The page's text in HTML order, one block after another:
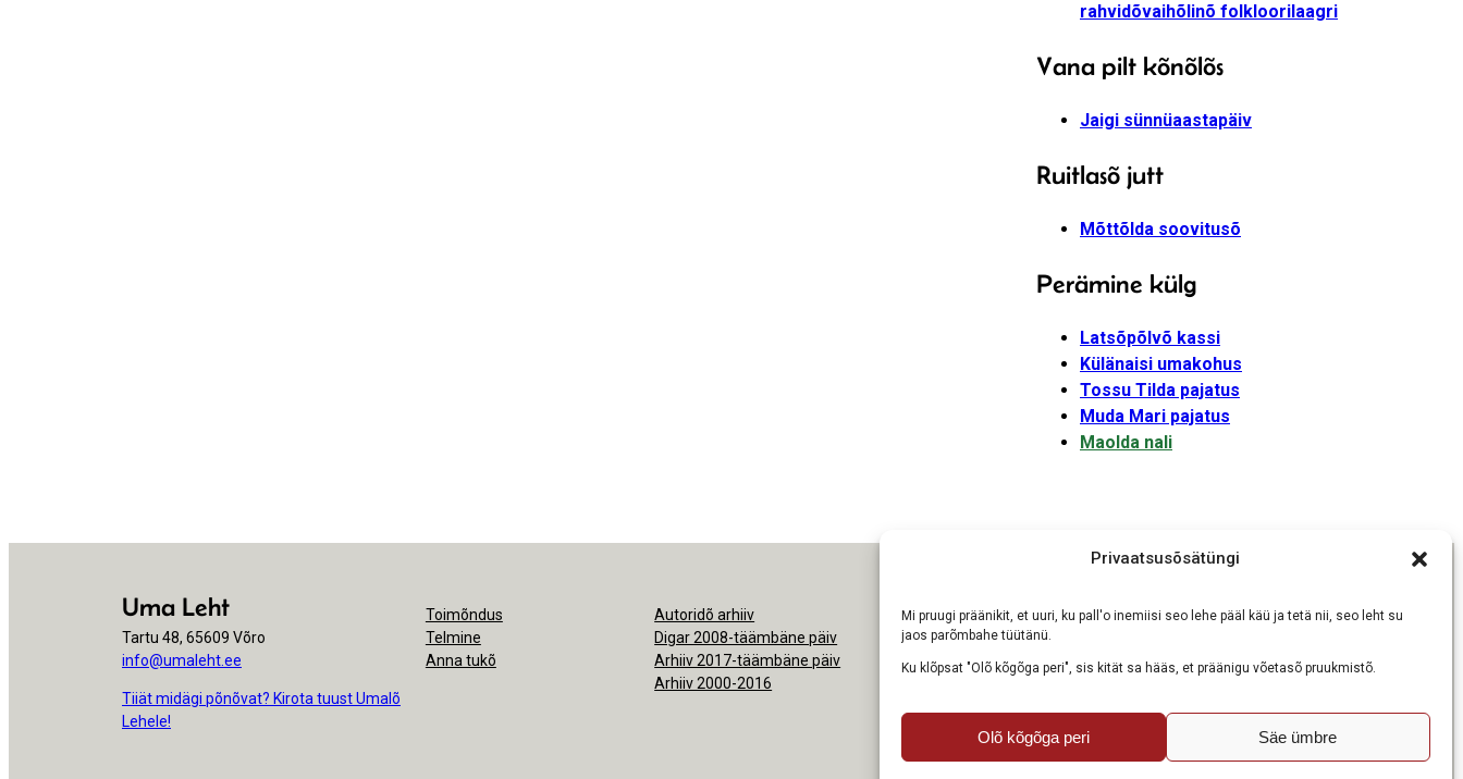
Privaatsusõsätüngi
Mi pruugi präänikit, et uuri, ku pall'o inemiisi seo lehe pääl käü ja tetä nii, seo leht su
jaos parõmbahe tüütänü.
Ku klõpsat "Olõ kõgõga peri", sis kität sa hääs, et präänigu võetasõ pruukmistõ.
Olõ kõgõga peri Säe ümbre
rahvidõvaihõlinõ folkloorilaagri
Vana pilt kõnõlõs
Jaigi sünnüaastapäiv
Ruitlasõ jutt
Mõttõlda soovitusõ
Perämine külg
Latsõpõlvõ kassi
Külänaisi umakohus
Tossu Tilda pajatus
Muda Mari pajatus
Maolda nali
Uma Leht
Tartu 48, 65609 Võro
info@umaleht.ee
Tiiät midägi põnõvat? Kirota tuust Umalõ
Lehele!
Toimõndus
Telmine
Anna tukõ
Autoridõ arhiiv
Digar 2008-täämbäne päiv
Arhiiv 2017-täämbäne päiv
Arhiiv 2000-2016
Ligipäsemine
Nõudmisõ pruukmisõs